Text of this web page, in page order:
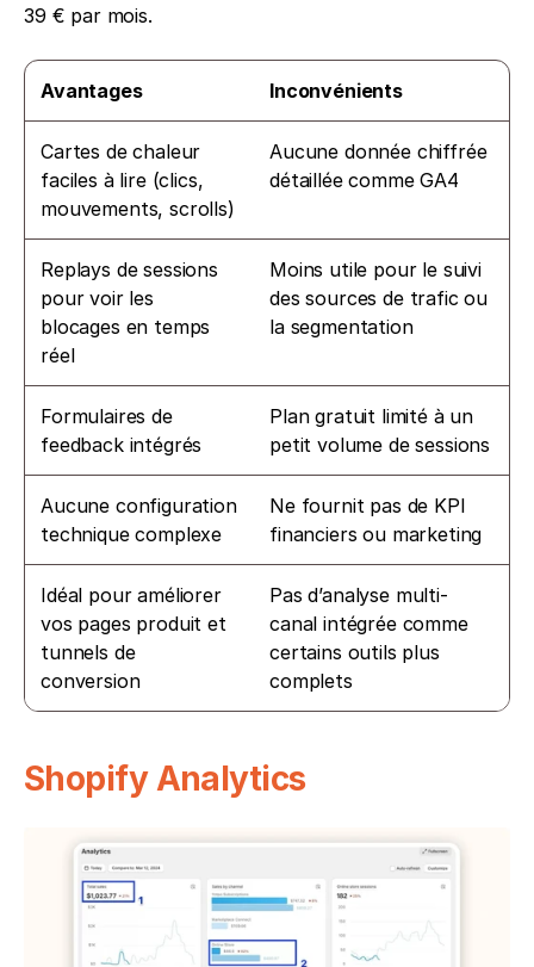
39 € par mois.
Avantages Inconvénients
Cartes de chaleur
faciles à lire (clics,
mouvements, scrolls)
Aucune donnée chiffrée
détaillée comme GA4
Replays de sessions
pour voir les
blocages en temps
réel
Moins utile pour le suivi
des sources de trafic ou
la segmentation
Formulaires de
feedback intégrés
Plan gratuit limité à un
petit volume de sessions
Aucune configuration
technique complexe
Ne fournit pas de KPI
financiers ou marketing
Idéal pour améliorer
vos pages produit et
tunnels de
conversion
Pas d’analyse multi-
canal intégrée comme
certains outils plus
complets
Shopify Analytics